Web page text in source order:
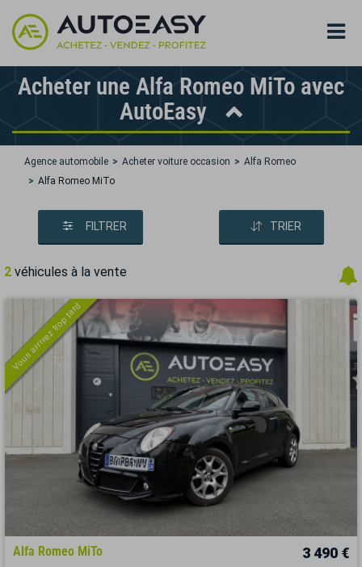
Acheter une Alfa Romeo MiTo avec
AutoEasy
Agence automobile Acheter voiture occasion
Alfa Romeo
Alfa Romeo MiTo
FILTRER TRIER
2 véhicules à la vente
Vous arrivez trop tard
Alfa Romeo MiTo 3 490 €